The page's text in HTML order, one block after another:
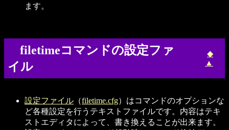
ます。
filetimeコマンドの設定ファ
イル
◆
▲
設定ファイル （filetime.cfg）はコマンドのオプションな
ど各種設定を行うテキストファイルです。内容はテキ
ストエディタによって、書き換えることが出来ます。